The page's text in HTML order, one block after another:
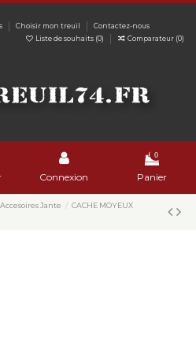
Choisir mon treuil
Contactez-nous
Liste de souhaits (0) Comparateur (0)
Connexion
0
Panier
Accesoires Jante
CACHE MOYEUX